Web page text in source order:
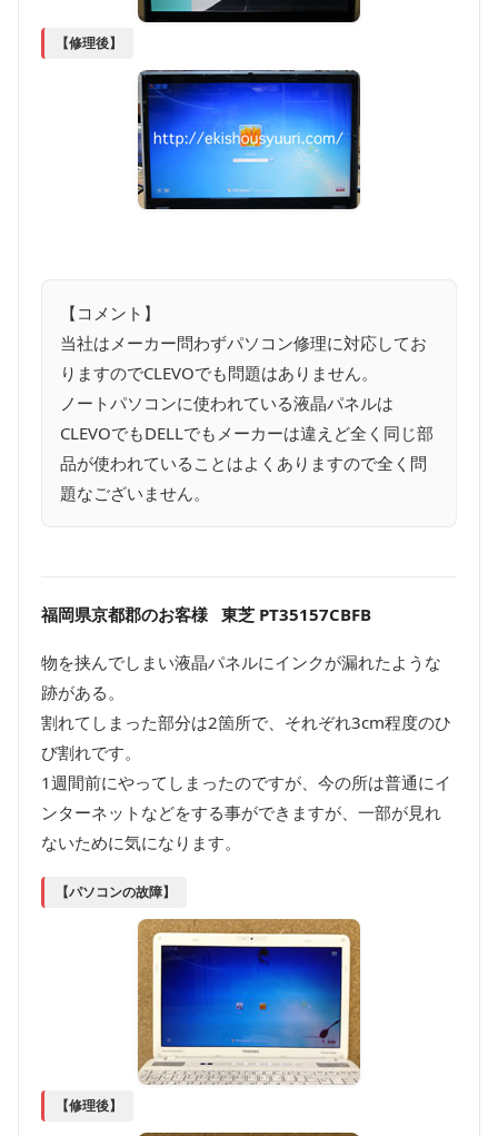
【修理後】
【コメント】
当社はメーカー問わずパソコン修理に対応してお
りますのでCLEVOでも問題はありません。
ノートパソコンに使われている液晶パネルは
CLEVOでもDELLでもメーカーは違えど全く同じ部
品が使われていることはよくありますので全く問
題なございません。
福岡県京都郡のお客様 東芝 PT35157CBFB
物を挟んでしまい液晶パネルにインクが漏れたような
跡がある。
割れてしまった部分は2箇所で、それぞれ3cm程度のひ
び割れです。
1週間前にやってしまったのですが、今の所は普通にイ
ンターネットなどをする事ができますが、一部が見れ
ないために気になります。
【パソコンの故障】
【修理後】